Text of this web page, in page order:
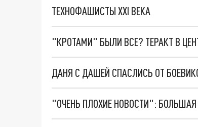
ТЕХНОФАШИСТЫ XXI ВЕКА
"КРОТАМИ" БЫЛИ ВСЕ? ТЕРАКТ В
ДАНЯ С ДАШЕЙ СПАСЛИСЬ ОТ